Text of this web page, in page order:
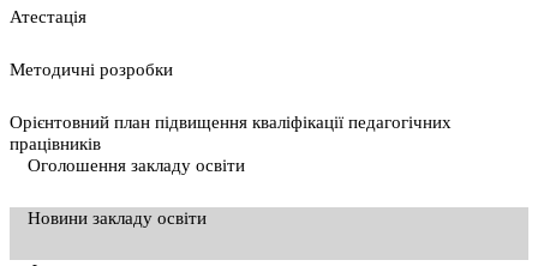
Атестація
Методичні розробки
Орієнтовний план підвищення кваліфікації педагогічних
працівників
Оголошення закладу освіти
Новини закладу освіти